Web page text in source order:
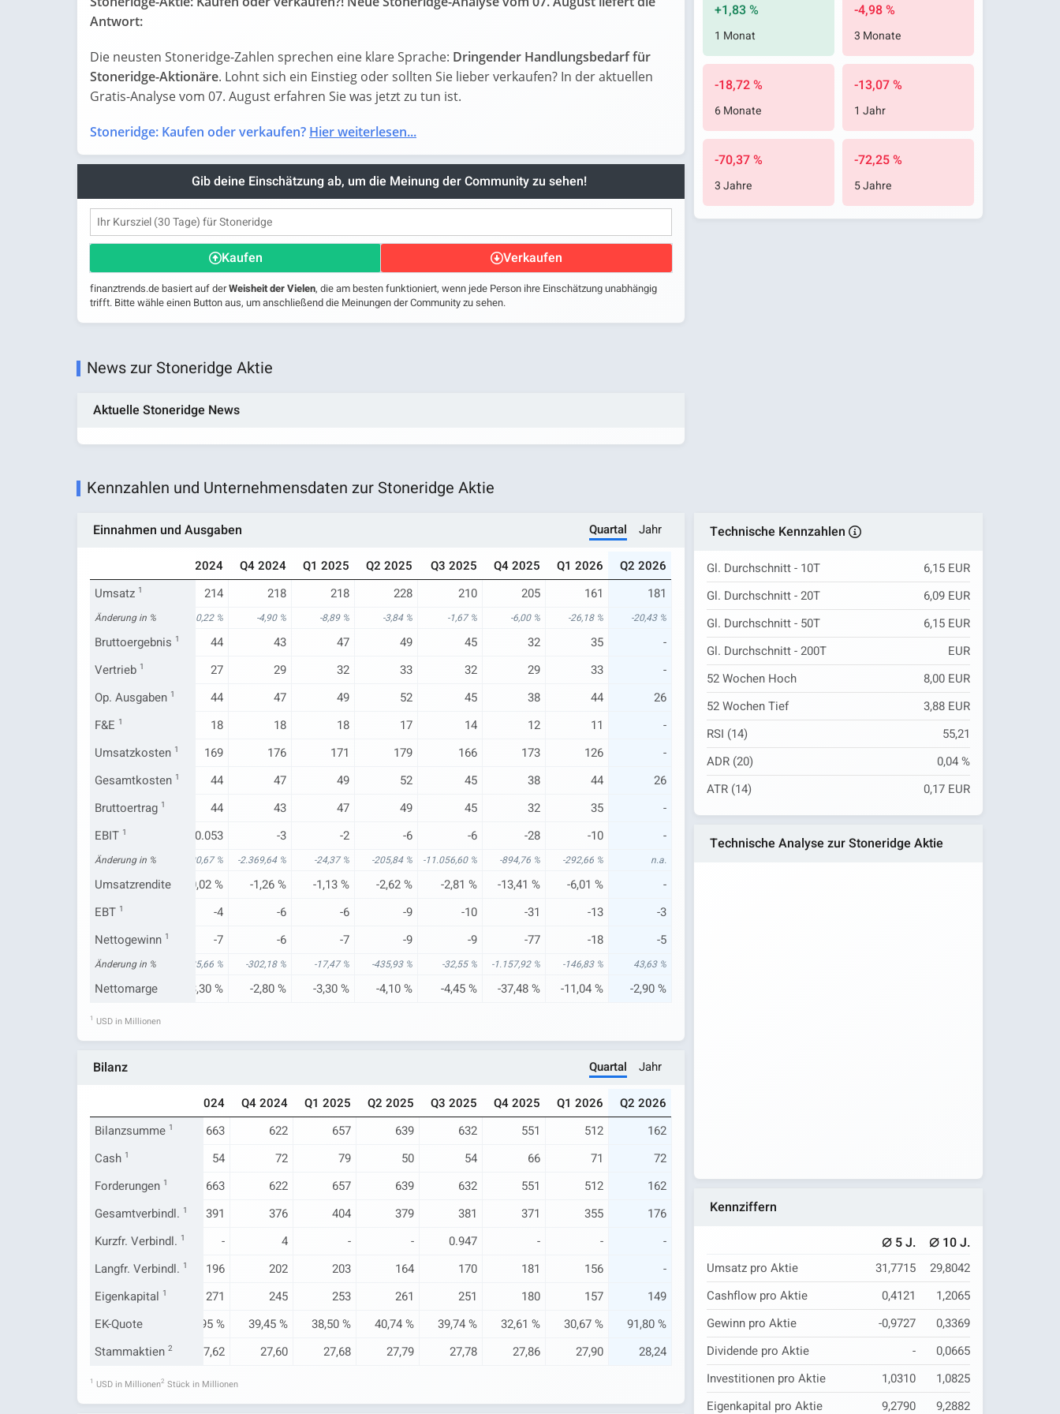
Antwort:
Die neusten Stoneridge-Zahlen sprechen eine klare Sprache: Dringender Handlungsbedarf für
Stoneridge-Aktionäre. Lohnt sich ein Einstieg oder sollten Sie lieber verkaufen? In der aktuellen
Gratis-Analyse vom 07. August erfahren Sie was jetzt zu tun ist.
Stoneridge: Kaufen oder verkaufen? Hier weiterlesen...
Gib deine Einschätzung ab, um die Meinung der Community zu sehen!
Kaufen Verkaufen
finanztrends.de basiert auf derWeisheit der Vielen, die am besten funktioniert, wenn jede Person ihre Einschätzung unabhängig
trifft. Bitte wähle einen Button aus, um anschließend die Meinungen der Community zu sehen.
+1,83 %
1 Monat
-4,98 %
3 Monate
-18,72 %
6 Monate
-13,07 %
1 Jahr
-70,37 %
3 Jahre
-72,25 %
5 Jahre
News zur Stoneridge Aktie
Aktuelle Stoneridge News
Kennzahlen und Unternehmensdaten zur Stoneridge Aktie
Einnahmen und Ausgaben Quartal Jahr
Q3 2024 Q4 2024 Q1 2025 Q2 2025 Q3 2025 Q4 2025 Q1 2026
Q2 2026
Umsatz 1
239 214 218 218 228 210 205 161 181
Änderung in %
-0,90 % -11,15 % -10,22 % -4,90 % -8,89 % -3,84 % -1,67 % -6,00 % -26,18 % -20,43 %
Bruttoergebnis 1
48 54 44 43 47 49 45 32 35
-
Vertrieb 1
30 27 29 32 33 32 29 33
-
Op. Ausgaben 1
48 50 44 47 49 52 45 38 44
26
F&E 1
18 18 18 18 17 14 12 11
-
Umsatzkosten 1
191 183 169 176 171 179 166 173 126
-
Gesamtkosten 1
48 50 44 47 49 52 45 38 44
26
Bruttoertrag 1
48 54 44 43 47 49 45 32 35
-
EBIT 1
-2 -0.053 -3 -2 -6 -6 -28 -10 -
Änderung in %
62,94 % 249,91 % -100,67 % -2.369,64 % -24,37 % -205,84 % -11.056,60 % -894,76 % -292,66 % n.a.
Umsatzrendite
-0,82 % 2,38 % -0,02 % -1,26 % -1,13 % -2,62 % -2,81 % -13,41 % -6,01 %
-
EBT 1
-6 -4 -6 -6 -9 -10 -31 -13
-3
Nettogewinn 1
-6 3 -7 -6 -7 -9 -9 -77 -18 -5
Änderung in %
17,06 % 193,11 % -425,66 % -302,18 % -17,47 % -435,93 % -32,55 % -1.157,92 % -146,83 % 43,63 %
Nettomarge
-2,56 % 1,17 % -3,30 % -2,80 % -3,30 % -4,10 % -4,45 % -37,48 % -11,04 % -2,90 %
1 USD in Millionen
Bilanz Quartal Jahr
Q3 2024 Q4 2024 Q1 2025 Q2 2025 Q3 2025 Q4 2025 Q1 2026
Q2 2026
Bilanzsumme 1
675 667 663 622 657 639 632 551 512
162
Cash 1
48 54 72 79 50 54 66 71
72
Forderungen 1
675 667 663 622 657 639 632 551 512
162
Gesamtverbindl. 1
398 396 391 376 404 379 381 371 355
176
Kurzfr. Verbindl. 1
2 2 - 4 - - 0.947 - -
-
Langfr. Verbindl. 1
194 187 196 202 203 164 170 181 156
-
Eigenkapital 1
277 270 271 245 253 261 251 180 157
149
EK-Quote
41,04 % 40,56 % 40,95 % 39,45 % 38,50 % 40,74 % 39,74 % 32,61 % 30,67 %
91,80 %
Stammaktien 2
27,53 27,85 27,62 27,60 27,68 27,79 27,78 27,86 27,90 28,24
1 USD in Millionen2 Stück in Millionen
Technische Kennzahlen
Gl. Durchschnitt - 10T
6,15 EUR
Gl. Durchschnitt - 20T
6,09 EUR
Gl. Durchschnitt - 50T
6,15 EUR
Gl. Durchschnitt - 200T
EUR
52 Wochen Hoch
8,00 EUR
52 Wochen Tief
3,88 EUR
RSI (14)
55,21
ADR (20)
0,04 %
ATR (14)
0,17 EUR
Technische Analyse zur Stoneridge Aktie
Kennziffern
⌀ 5 J. ⌀ 10 J.
Umsatz pro Aktie 31,7715
29,8042
Cashflow pro Aktie
0,4121
1,2065
Gewinn pro Aktie
-0,9727
0,3369
Dividende pro Aktie
-
0,0665
Investitionen pro Aktie
1,0310
1,0825
Eigenkapital pro Aktie
9,2790 9,2882